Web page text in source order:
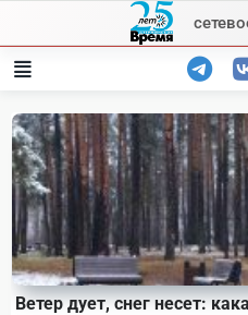
content
Ветер дует, снег несет: